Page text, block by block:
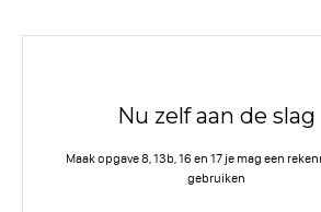
Nu zelf aan de slag
Maak opgave 8, 13b, 16 en 17 je mag een
gebruiken